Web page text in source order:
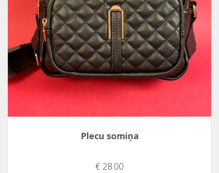
Plecu somiņa
€ 28.00